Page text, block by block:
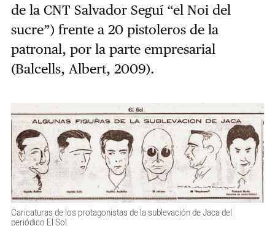
de la CNT Salvador Seguí “el Noi del
sucre”) frente a 20 pistoleros de la
patronal, por la parte empresarial
(Balcells, Albert, 2009).
Caricaturas de los protagonistas de la sublevación de Jaca del
periódico El Sol.